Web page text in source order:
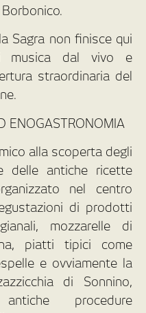
Sagra non finisce qui
musica dal vivo e
straordinaria del
ENOGASTRONOMIA
alla scoperta degli
delle antiche ricette
nel centro
di prodotti
mozzarelle di
piatti tipici come
e ovviamente la
di Sonnino,
procedure